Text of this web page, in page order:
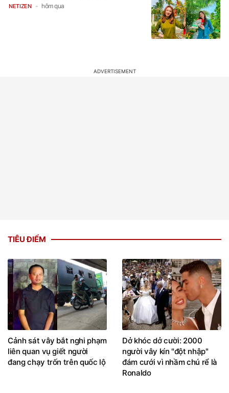
NETIZEN hôm qua
TIÊU ĐIỂM
Cảnh sát vây bắt nghi phạm
liên quan vụ giết người
đang chạy trốn trên quốc lộ
Dở khóc dở cười: 2000
người vây kín "đột nhập"
đám cưới vì nhầm chú rể là
Ronaldo